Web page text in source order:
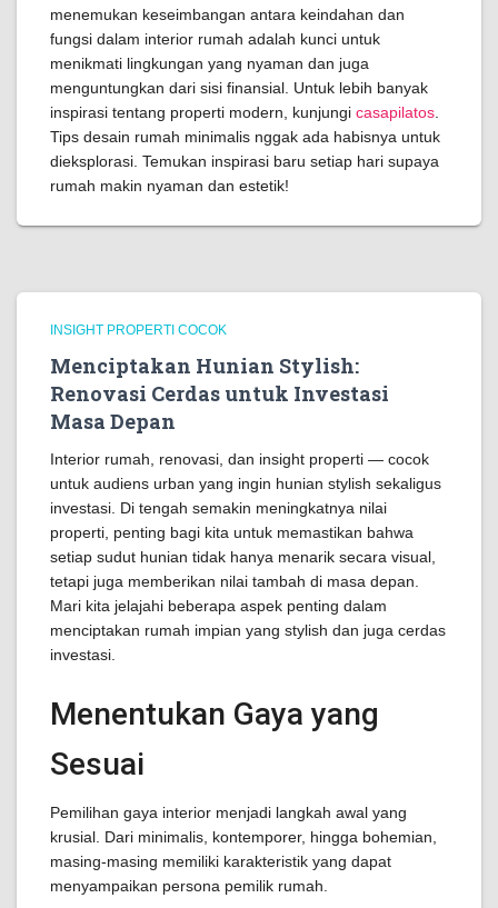
menemukan keseimbangan antara keindahan dan
fungsi dalam interior rumah adalah kunci untuk
menikmati lingkungan yang nyaman dan juga
menguntungkan dari sisi finansial. Untuk lebih banyak
inspirasi tentang properti modern, kunjungi casapilatos
Tips desain rumah minimalis nggak ada habisnya untuk
dieksplorasi. Temukan inspirasi baru setiap hari supaya
rumah makin nyaman dan estetik!
INSIGHT PROPERTI COCOK
Menciptakan Hunian Stylish:
Renovasi Cerdas untuk Investasi
Masa Depan
Interior rumah, renovasi, dan insight properti — cocok
untuk audiens urban yang ingin hunian stylish sekaligus
investasi. Di tengah semakin meningkatnya nilai
properti, penting bagi kita untuk memastikan bahwa
setiap sudut hunian tidak hanya menarik secara visual,
tetapi juga memberikan nilai tambah di masa depan.
Mari kita jelajahi beberapa aspek penting dalam
menciptakan rumah impian yang stylish dan juga cerdas
investasi.
Menentukan Gaya yang
Sesuai
Pemilihan gaya interior menjadi langkah awal yang
krusial. Dari minimalis, kontemporer, hingga bohemian,
masing-masing memiliki karakteristik yang dapat
menyampaikan persona pemilik rumah.